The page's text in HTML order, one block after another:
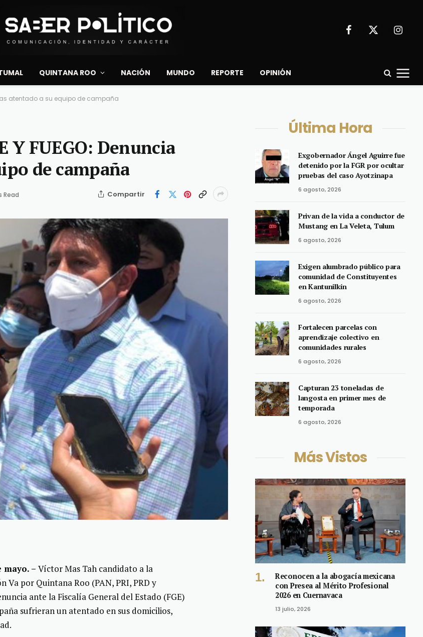
Facebook
X
QUINTANA ROO NACIÓN MUNDO REPORTE OPINIÓN
Mas atentado a su equipo de campaña
Y FUEGO: Denuncia
de campaña
Read Compartir
mayo. –Víctor Mas Tah candidato a la
Va por Quintana Roo (PAN, PRI, PRD y
ante la Fiscalía General del Estado (FGE)
sufrieran un atentado en sus domicilios,
Última Hora
Exgobernador Ángel Aguirre fue
detenido por la FGR por ocultar
pruebas del caso Ayotzinapa
6 agosto, 2026
Privan de la vida a conductor de
Mustang en La Veleta, Tulum
6 agosto, 2026
Exigen alumbrado público para
comunidad de Constituyentes
en Kantunilkín
6 agosto, 2026
Fortalecen parcelas con
aprendizaje colectivo en
comunidades rurales
6 agosto, 2026
Capturan 23 toneladas de
langosta en primer mes de
temporada
6 agosto, 2026
Más Vistos
Reconocen a la abogacía mexicana
con Presea al Mérito Profesional
2026 en Cuernavaca
13 julio, 2026